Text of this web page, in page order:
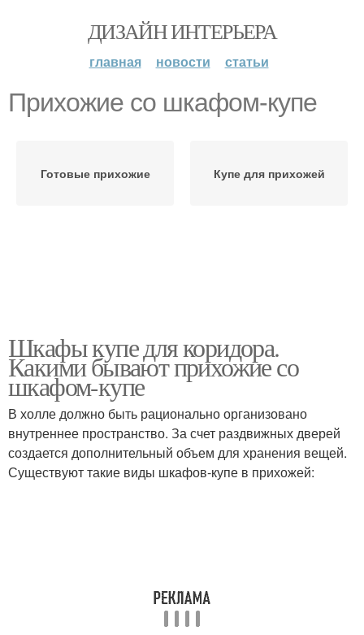
ДИЗАЙН ИНТЕРЬЕРА
главная новости статьи
Прихожие со шкафом-купе
Готовые прихожие Купе для прихожей
Шкафы купе для коридора.
Какими бывают прихожие со
шкафом-купе
В холле должно быть рационально организовано
внутреннее пространство. За счет раздвижных дверей
создается дополнительный объем для хранения вещей.
Существуют такие виды шкафов-купе в прихожей: